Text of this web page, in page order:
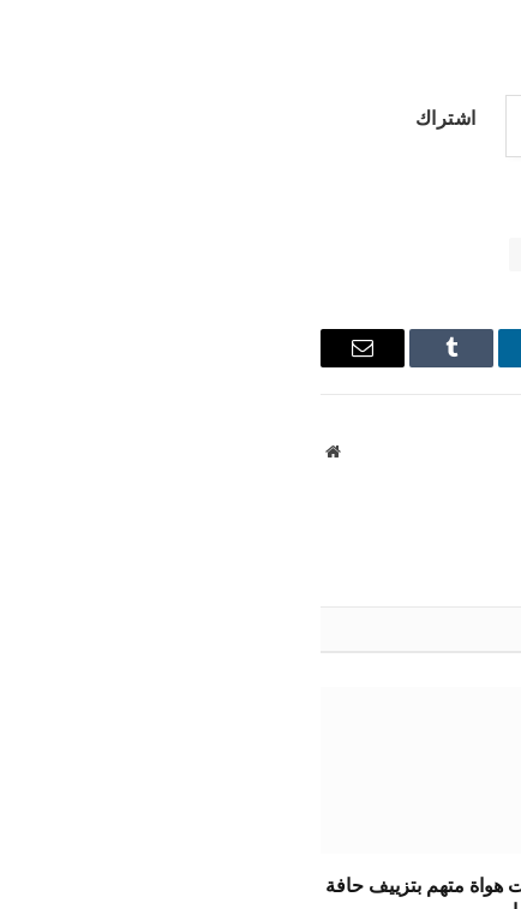
اشتراك
Tumblr
البريد
موقع
هواة متهم بتزييف حافة